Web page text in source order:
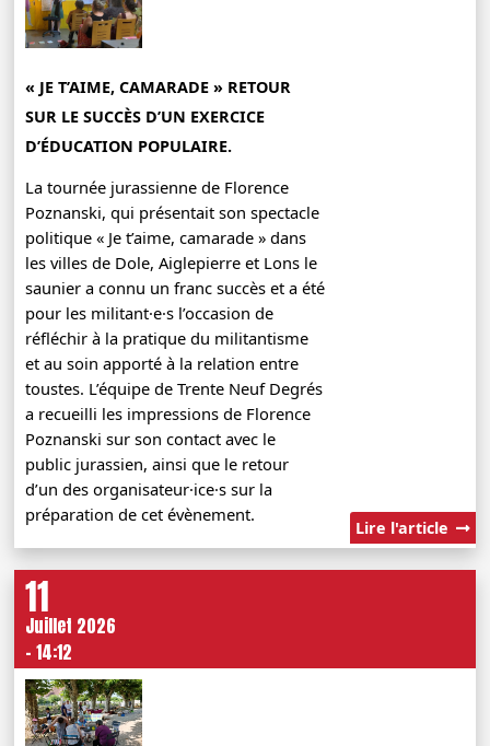
« JE T’AIME, CAMARADE » RETOUR
SUR LE SUCCÈS D’UN EXERCICE
D’ÉDUCATION POPULAIRE.
La tournée jurassienne de Florence
Poznanski, qui présentait son spectacle
politique « Je t’aime, camarade » dans
les villes de Dole, Aiglepierre et Lons le
saunier a connu un franc succès et a été
pour les militant·e·s l’occasion de
réfléchir à la pratique du militantisme
et au soin apporté à la relation entre
toustes. L’équipe de Trente Neuf Degrés
a recueilli les impressions de Florence
Poznanski sur son contact avec le
public jurassien, ainsi que le retour
d’un des organisateur·ice·s sur la
préparation de cet évènement.
Lire l'article
11
Juillet 2026
- 14:12